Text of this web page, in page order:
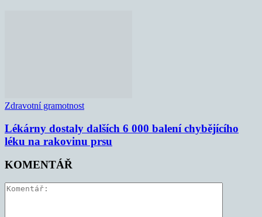
Zdravotní gramotnost
Lékárny dostaly dalších 6 000 balení chybějícího
léku na rakovinu prsu
KOMENTÁŘ